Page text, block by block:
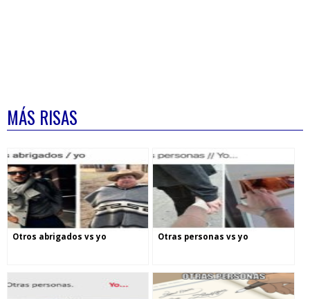
MÁS RISAS
Otros abrigados vs yo Otras personas vs yo